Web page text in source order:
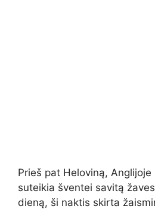
Prieš pat Heloviną,
suteikia šventei savitą
dieną, ši naktis skirta